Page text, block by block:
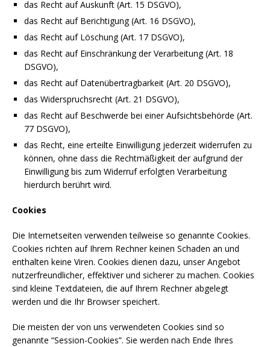
das Recht auf Auskunft (Art. 15 DSGVO),
das Recht auf Berichtigung (Art. 16 DSGVO),
das Recht auf Löschung (Art. 17 DSGVO),
das Recht auf Einschränkung der Verarbeitung (Art. 18
DSGVO),
das Recht auf Datenübertragbarkeit (Art. 20 DSGVO),
das Widerspruchsrecht (Art. 21 DSGVO),
das Recht auf Beschwerde bei einer Aufsichtsbehörde (Art.
77 DSGVO),
das Recht, eine erteilte Einwilligung jederzeit widerrufen zu
können, ohne dass die Rechtmäßigkeit der aufgrund der
Einwilligung bis zum Widerruf erfolgten Verarbeitung
hierdurch berührt wird.
Cookies
Die Internetseiten verwenden teilweise so genannte Cookies.
Cookies richten auf Ihrem Rechner keinen Schaden an und
enthalten keine Viren. Cookies dienen dazu, unser Angebot
nutzerfreundlicher, effektiver und sicherer zu machen. Cookies
sind kleine Textdateien, die auf Ihrem Rechner abgelegt
werden und die Ihr Browser speichert.
Die meisten der von uns verwendeten Cookies sind so
genannte “Session-Cookies”. Sie werden nach Ende Ihres